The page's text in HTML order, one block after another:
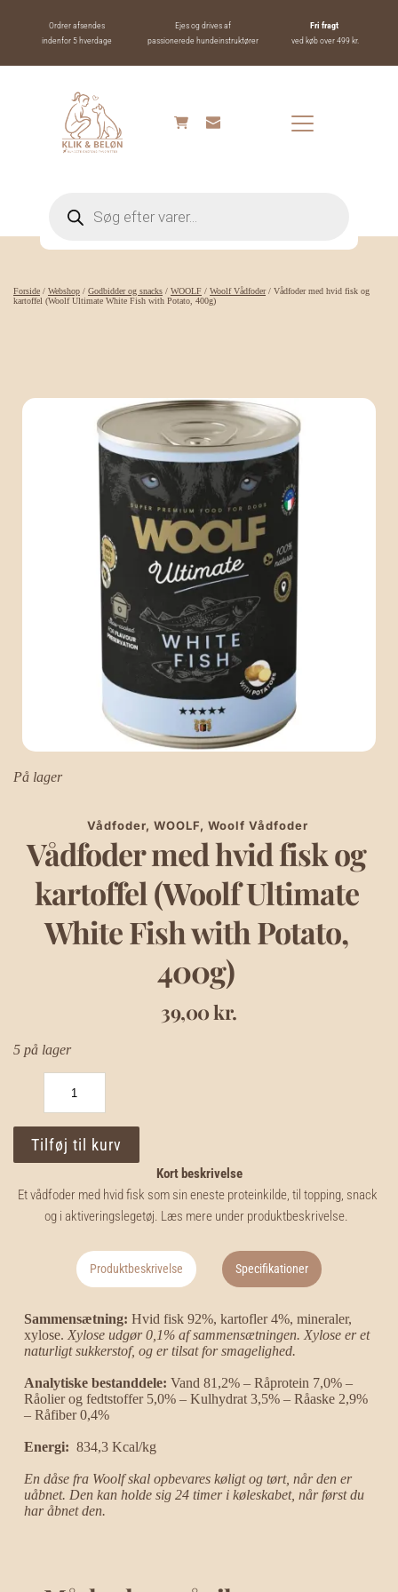
Ordrer afsendes
indenfor 5 hverdage
Ejes og drives af
passionerede hundeinstruktører
Fri fragt
ved køb over 499 kr.
search
Forside / Webshop / Godbidder og snacks / WOOLF / Woolf Vådfoder/ Vådfoder med hvid fisk og
kartoffel (Woolf Ultimate White Fish with Potato, 400g)
På lager
Vådfoder, WOOLF, Woolf Vådfoder
Vådfoder med hvid fisk og
kartoffel (Woolf Ultimate
White Fish with Potato,
400g)
39,00kr.
5 på lager
hvid
fisk
og
kartoffel
Ultimate
White
Fish
Potato,
Tilføj til kurv
Kort beskrivelse
Et vådfoder med hvid fisk som sin eneste proteinkilde, til topping, snack
og i aktiveringslegetøj. Læs mere under produktbeskrivelse.
Produktbeskrivelse Specifikationer
Sammensætning: Hvid fisk 92%, kartofler 4%, mineraler,
xylose. Xylose udgør 0,1% af sammensætningen. Xylose er et
naturligt sukkerstof, og er tilsat for smagelighed.
Analytiske bestanddele: Vand 81,2% – Råprotein 7,0% –
Råolier og fedtstoffer 5,0% – Kulhydrat 3,5% – Råaske 2,9%
– Råfiber 0,4%
Energi: 834,3 Kcal/kg
En dåse fra Woolf skal opbevares køligt og tørt, når den er
uåbnet. Den kan holde sig 24 timer i køleskabet, når først du
har åbnet den.